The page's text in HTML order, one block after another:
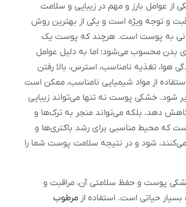
از عوامل بارز و مهم در زیبایی و سلامت
و توجه ویژه است و یکی از بهترین روش
به پوست است. هرچند که پوست یک
بدن محسوب می‌شود؛ اما به دلیل عوامل
هوا، تغذیه نامناسب، استرس، بالا رفتن
از مواد شیمیایی نامناسب، ممکن است
خشکی پوست نه تنها می‌تواند زیبایی
دهد، بلکه می‌تواند منجر به ترک‌ها و
که محیط مناسبی برای رشد باکتری‌ها و
شود و در نتیجه سلامت پوست شما را
پوست و حفظ سلامتی آن، مراقبت و
حیاتی است. استفاده از مرطوب